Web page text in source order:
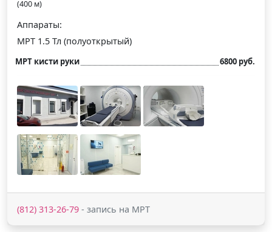
(400 м)
Аппараты:
МРТ 1.5 Тл (полуоткрытый)
МРТ кисти руки 6800 руб.
(812) 313-26-79 - запись на МРТ